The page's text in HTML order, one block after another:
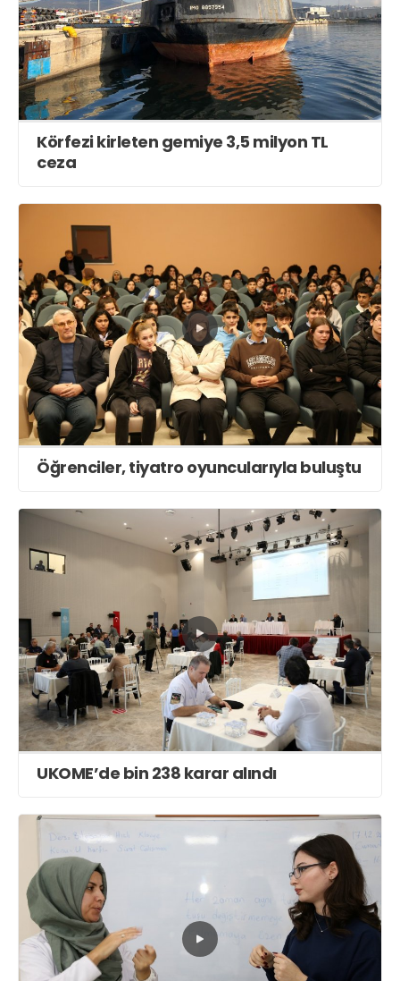
Körfezi kirleten gemiye 3,5 milyon TL
ceza
Öğrenciler, tiyatro oyuncularıyla buluştu
UKOME’de bin 238 karar alındı